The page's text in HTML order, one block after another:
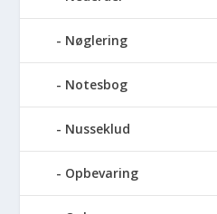
Nøglering
Notesbog
Nusseklud
Opbevaring